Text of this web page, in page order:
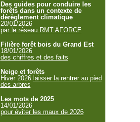
Des guides pour conduire les
forêts dans un contexte de
dérèglement climatique
20/01/2026
par le réseau RMT AFORCE
Filière forêt bois du Grand Est
18/01/2026
des chiffres et des faits
Neige et forêts
Hiver 2026 laisser la rentrer au pied
des arbres
Les mots de 2025
14/01/2026
pour éviter les maux de 2026